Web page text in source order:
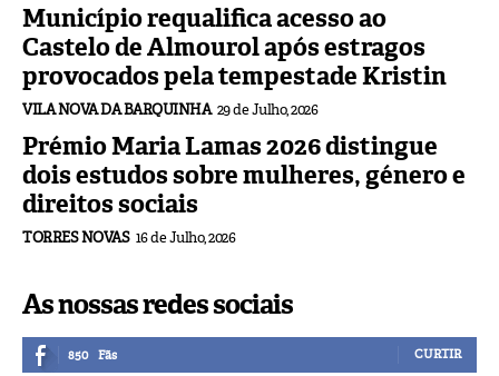
Município requalifica acesso ao
Castelo de Almourol após estragos
provocados pela tempestade Kristin
VILA NOVA DA BARQUINHA 29 de Julho, 2026
Prémio Maria Lamas 2026 distingue
dois estudos sobre mulheres, género e
direitos sociais
TORRES NOVAS 16 de Julho, 2026
As nossas redes sociais
850 Fãs CURTIR